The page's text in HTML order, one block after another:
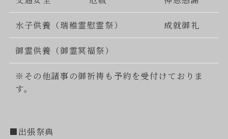
水子供養（瑞稚霊慰霊祭） 成就御礼
御霊供養（御霊冥福祭）
※その他諸事の御祈祷も予約を受付けておりま
す。
■出張祭典